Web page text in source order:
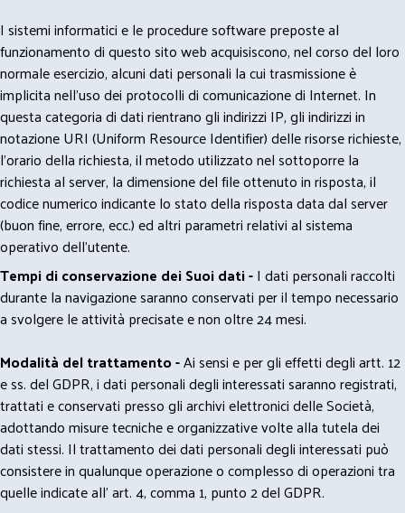
I sistemi informatici e le procedure software preposte al
funzionamento di questo sito web acquisiscono, nel corso del loro
normale esercizio, alcuni dati personali la cui trasmissione è
implicita nell'uso dei protocolli di comunicazione di Internet. In
questa categoria di dati rientrano gli indirizzi IP, gli indirizzi in
notazione URI (Uniform Resource Identifier) delle risorse richieste,
l'orario della richiesta, il metodo utilizzato nel sottoporre la
richiesta al server, la dimensione del file ottenuto in risposta, il
codice numerico indicante lo stato della risposta data dal server
(buon fine, errore, ecc.) ed altri parametri relativi al sistema
operativo dell'utente.
Tempi di conservazione dei Suoi dati -I dati personali raccolti
durante la navigazione saranno conservati per il tempo necessario
a svolgere le attività precisate e non oltre 24 mesi.
Modalità del trattamento -Ai sensi e per gli effetti degli artt. 12
e ss. del GDPR, i dati personali degli interessati saranno registrati,
trattati e conservati presso gli archivi elettronici delle Società,
adottando misure tecniche e organizzative volte alla tutela dei
dati stessi. Il trattamento dei dati personali degli interessati può
consistere in qualunque operazione o complesso di operazioni tra
quelle indicate all' art. 4, comma 1, punto 2 del GDPR.